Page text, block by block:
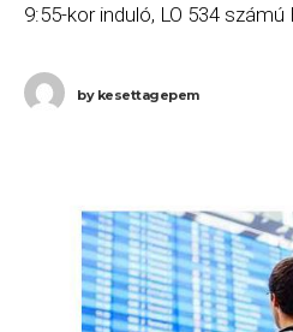
9:55-kor induló, LO 534
bykesettagepem